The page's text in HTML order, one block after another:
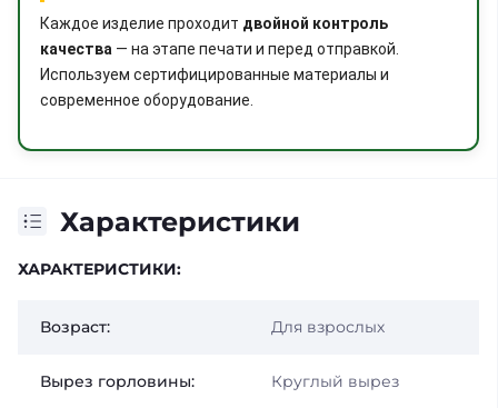
Каждое изделие проходит двойной контроль
качества — на этапе печати и перед отправкой.
Используем сертифицированные материалы и
современное оборудование.
Характеристики
ХАРАКТЕРИСТИКИ:
Возраст: Для взрослых
Вырез горловины: Круглый вырез